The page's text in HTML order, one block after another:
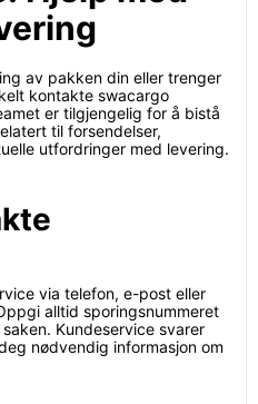
av pakken din eller trenger
kontakte swacargo
er tilgjengelig for å bistå
til forsendelser,
utfordringer med levering.
via telefon, e-post eller
alltid sporingsnummeret
Kundeservice svarer
nødvendig informasjon om